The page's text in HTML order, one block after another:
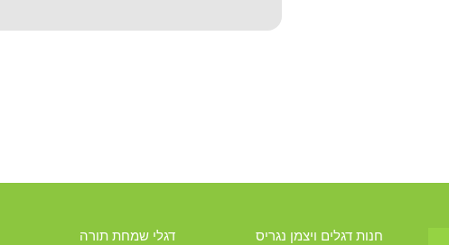
חנות דגלים ויצמן נגריס דגלי שמחת תורה